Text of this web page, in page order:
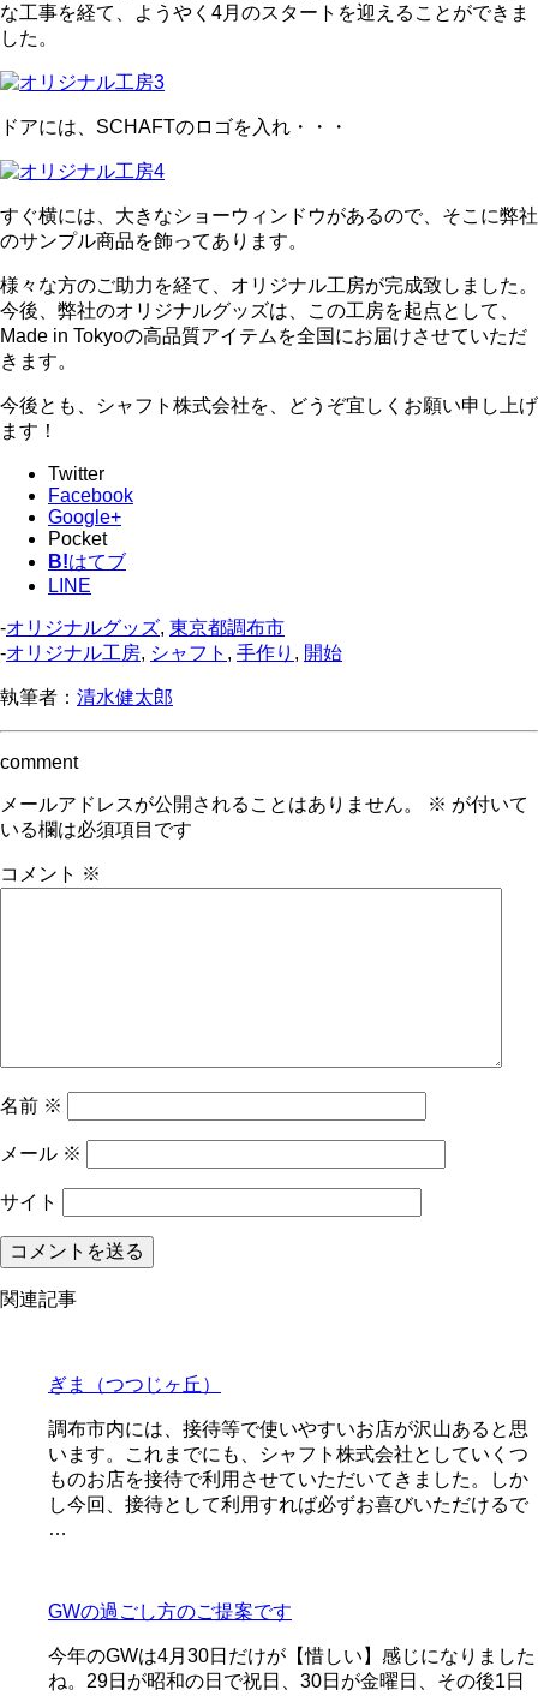
な工事を経て、ようやく4月のスタートを迎えることができま
した。
ドアには、SCHAFTのロゴを入れ・・・
すぐ横には、大きなショーウィンドウがあるので、そこに弊社
のサンプル商品を飾ってあります。
様々な方のご助力を経て、オリジナル工房が完成致しました。
今後、弊社のオリジナルグッズは、この工房を起点として、
Made in Tokyoの高品質アイテムを全国にお届けさせていただ
きます。
今後とも、シャフト株式会社を、どうぞ宜しくお願い申し上げ
ます！
Twitter
Facebook
Google+
Pocket
B!はてブ
LINE
-オリジナルグッズ, 東京都調布市
-オリジナル工房, シャフト , 手作り , 開始
執筆者： 清水健太郎
comment
メールアドレスが公開されることはありません。 ※ が付いて
いる欄は必須項目です
コメント ※
名前 ※
メール ※
サイト
関連記事
ぎま（つつじヶ丘）
調布市内には、接待等で使いやすいお店が沢山あると思
います。これまでにも、シャフト株式会社としていくつ
ものお店を接待で利用させていただいてきました。しか
し今回、接待として利用すれば必ずお喜びいただけるで
…
GWの過ごし方のご提案です
今年のGWは4月30日だけが【惜しい】感じになりました
ね。29日が昭和の日で祝日、30日が金曜日、その後1日